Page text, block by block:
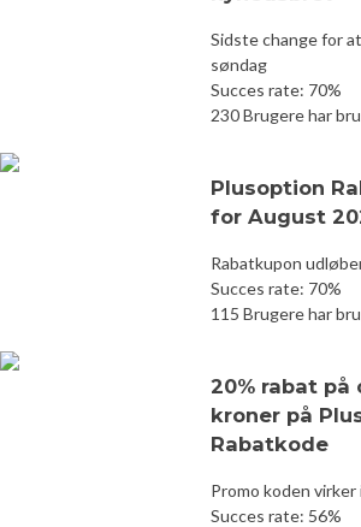
Sidste change for
søndag
Succes rate: 70%
230 Brugere har
Plusoption
for August
Rabatkupon
Succes rate: 70%
115 Brugere har
20% rabat på
kroner på
Rabatkode
Promo koden
Succes rate: 56%